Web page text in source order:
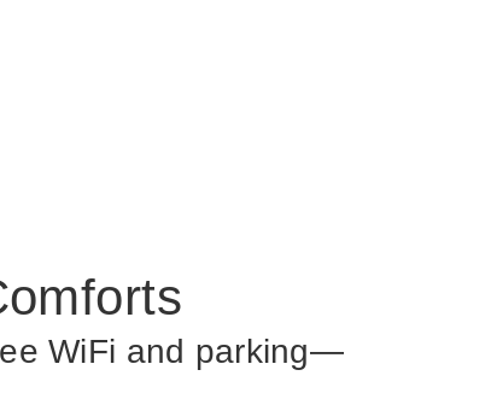
WiFi and parking—